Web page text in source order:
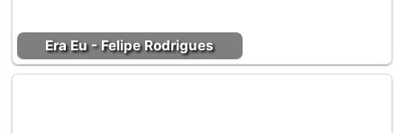
Era Eu - Felipe Rodrigues